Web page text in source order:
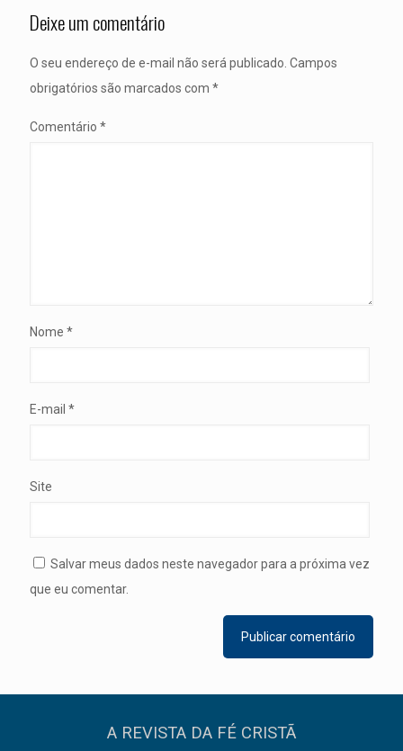
Deixe um comentário
O seu endereço de e-mail não será publicado. Campos
obrigatórios são marcados com *
Comentário *
Nome *
E-mail *
Site
Salvar meus dados neste navegador para a próxima vez
que eu comentar.
A REVISTA DA FÉ CRISTÃ